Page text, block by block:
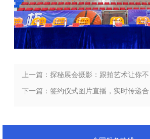
上一篇：探秘展会摄影：跟拍艺术让你不
错过任何展会亮点！
下一篇：签约仪式图片直播，实时传递合